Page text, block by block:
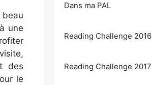
une
des
le
Dans ma PAL
Reading Challenge 2016
Reading Challenge 2017